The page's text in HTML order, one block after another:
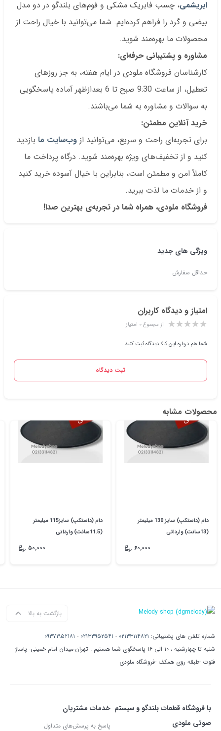
ابریشمی، چسب فابریک مشکی و فوم‌های بلندگو در دو مدل
بیضی و گرد را فراهم کرده‌ایم. شما می‌توانید با خیال راحت از
محصولات ما بهره‌مند شوید.
مشاوره و پشتیبانی حرفه‌ای:
کارشناسان فروشگاه ملودی در ایام هفته، به جز روزهای
تعطیل، از ساعت 9:30 صبح تا 6 بعدازظهر آماده پاسخگویی
به سوالات و مشاوره به شما می‌باشند.
خرید آنلاین مطمئن:
برای تجربه‌ای راحت و سریع، می‌توانید از وب‌سایت ما بازدید
کنید و از تخفیف‌های ویژه بهره‌مند شوید. درگاه پرداخت ما
کاملاً امن و مطمئن است، بنابراین با خیال آسوده خرید کنید
و از خدمات ما لذت ببرید.
فروشگاه ملودی، همراه شما در تجربه‌ی بهترین صدا!
ویژگی های جدید
حداقل سفارش
امتیاز و دیدگاه کاربران
از مجموع ۰ امتیاز
شما هم درباره این کالا دیدگاه ثبت کنید
ثبت دیدگاه
محصولات مشابه
دام (داستکپ) سایز 130 میلیمتر
(13سانت) وارداتی
۶۰,۰۰۰
دام (داستکپ) سایز115 میلیمتر
(11.5سانت) وارداتی
۵۰,۰۰۰
بازگشت به بالا
شماره تلفن های پشتیبانی: ۰۲۱۳۳۱۱۴۸۲۱ - ۰۲۱۳۳۹۵۲۵۴۱ - ۰۹۳۷۱۹۵۲۱۸۱
شنبه تا چهارشنبه ، ۱۰ الی ۱۶ پاسخگوی شما هستیم . تهران-میدان امام خمینی- پاساژ
فتوت -طبقه روی همکف -فروشگاه ملودی
با فروشگاه قطعات بلندگو و سیستم
صوتی ملودی
خدمات مشتریان
پاسخ به پرسش‌های متداول